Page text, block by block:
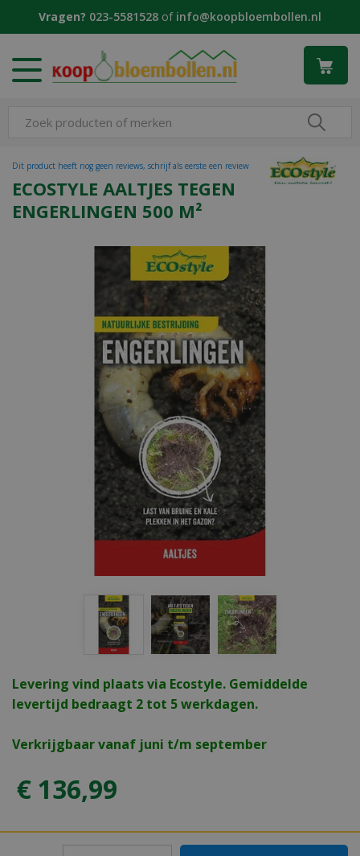
Vragen? 023-5581528 of info@koopbloembollen.nl
ECOSTYLE AALTJES TEGEN
ENGERLINGEN 500 M²
Levering vind plaats via Ecostyle. Gemiddelde
levertijd bedraagt 2 tot 5 werkdagen.
Verkrijgbaar vanaf juni t/m september
Dit product heeft nog geen reviews, schrijf als eerste een review
€ 136,99